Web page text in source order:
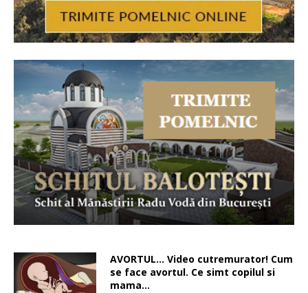
AVORTUL… Video cutremurator! Cum
se face avortul. Ce simt copilul si
mama…